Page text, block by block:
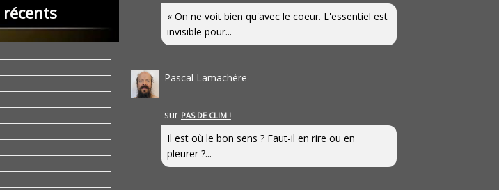
« On ne voit bien qu'avec le coeur. L'essentiel est
invisible pour...
Pascal Lamachère
sur PAS DE CLIM !
Il est où le bon sens ? Faut-il en rire ou en
pleurer ?...